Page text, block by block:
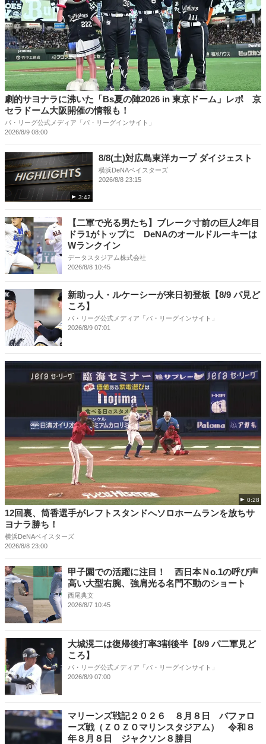
劇的サヨナラに沸いた「Bs夏の陣2026 in 東京ドーム」レポ 京
セラドーム大阪開催の情報も！
パ・リーグ公式メディア「パ・リーグインサイト」
2026/8/9 08:00
3:42
8/8(土)対広島東洋カープ ダイジェスト
横浜DeNAベイスターズ
2026/8/8 23:15
【二軍で光る男たち】ブレーク寸前の巨人2年目
ドラ1がトップに DeNAのオールドルーキーは
Wランクイン
データスタジアム株式会社
2026/8/8 10:45
新助っ人・ルケーシーが来日初登板【8/9 パ見ど
ころ】
パ・リーグ公式メディア「パ・リーグインサイト」
2026/8/9 07:01
0:28
12回裏、筒香選手がレフトスタンドへソロホームランを放ちサ
ヨナラ勝ち！
横浜DeNAベイスターズ
2026/8/8 23:00
甲子園での活躍に注目！ 西日本Ｎo.1の呼び声
高い大型右腕、強肩光る名門不動のショート
西尾典文
2026/8/7 10:45
大城滉二は復帰後打率3割後半【8/9 パ二軍見ど
ころ】
パ・リーグ公式メディア「パ・リーグインサイト」
2026/8/9 07:00
マリーンズ戦記２０２６ ８月８日 バファロ
ーズ戦（ＺＯＺＯマリンスタジアム） 令和８
年８月８日 ジャクソン８勝目